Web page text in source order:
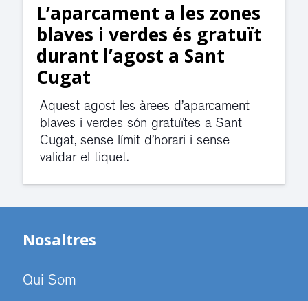
L’aparcament a les zones
blaves i verdes és gratuït
durant l’agost a Sant
Cugat
Aquest agost les àrees d’aparcament
blaves i verdes són gratuïtes a Sant
Cugat, sense límit d’horari i sense
validar el tiquet.
Nosaltres
Qui Som